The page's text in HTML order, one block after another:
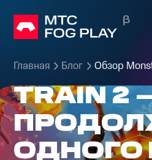
Главная Блог
ОБЗОР
TRAIN 2
ОДНОГО